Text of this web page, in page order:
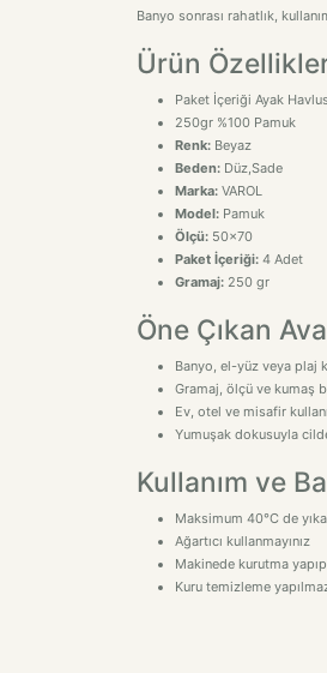
Banyo sonrası rahatlık,
Ürün
Paket İçeriği Ayak
250gr %100 Pamuk
Renk: Beyaz
Beden: Düz,Sade
Marka: VAROL
Model: Pamuk
Ölçü: 50x70
Paket İçeriği: 4 Adet
Gramaj: 250 gr
Öne Çıkan
Banyo, el-yüz veya plaj
Gramaj, ölçü ve kumaş
Ev, otel ve misafir
Yumuşak dokusuyla
Kullanım ve
Maksimum 40°C de
Ağartıcı kullanmayınız
Makinede kurutma
Kuru temizleme